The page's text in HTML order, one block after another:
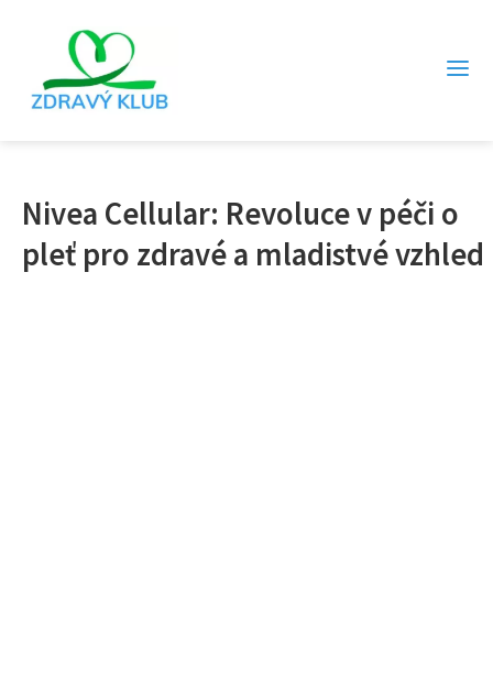
Nivea Cellular: Revoluce v péči o
pleť pro zdravé a mladistvé vzhled